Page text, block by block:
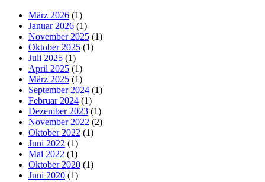
März 2026 (1)
Januar 2026 (1)
November 2025 (1)
Oktober 2025 (1)
Juli 2025 (1)
April 2025 (1)
März 2025 (1)
September 2024 (1)
Februar 2024 (1)
Dezember 2023 (1)
November 2022 (2)
Oktober 2022 (1)
Juni 2022 (1)
Mai 2022 (1)
Oktober 2020 (1)
Juni 2020 (1)